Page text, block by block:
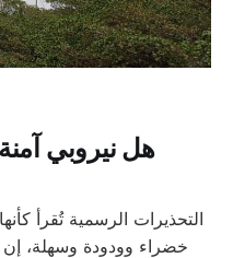
هل نيروبي
التحذيرات الرسمية تُقرأ
خضراء وودودة وسهلة،